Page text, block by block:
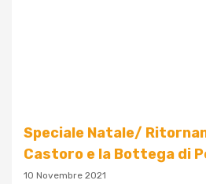
Speciale Natale/
Castoro e la Bottega di
10 Novembre 2021